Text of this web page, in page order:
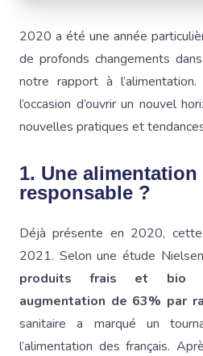
2020 a été une année
de profonds changements
notre rapport à
l’occasion d’ouvrir un nouvel
nouvelles pratiques et
1. Une
responsable ?
Déjà présente en 2020,
2021. Selon une étude
produits frais et bio
augmentation de 63% par
sanitaire a marqué un
l’alimentation des français.